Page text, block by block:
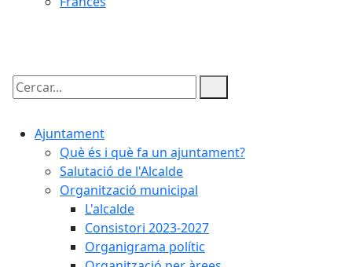
Cercar:
Ajuntament
Què és i què fa un ajuntament?
Salutació de l'Alcalde
Organització municipal
L'alcalde
Consistori 2023-2027
Organigrama polític